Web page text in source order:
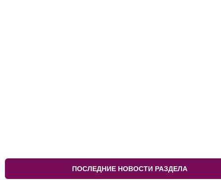
ПОСЛЕДНИЕ НОВОСТИ РАЗДЕЛА